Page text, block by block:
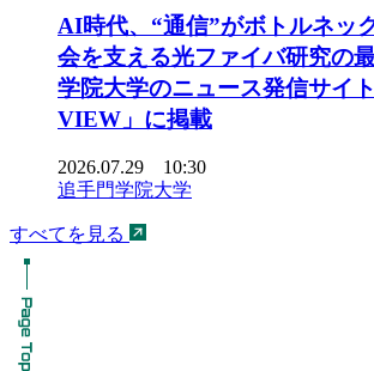
AI時代、“通信”がボトルネ
会を支える光ファイバ研究の
学院大学のニュース発信サイ
VIEW」に掲載
2026.07.29 10:30
追手門学院大学
すべてを見る